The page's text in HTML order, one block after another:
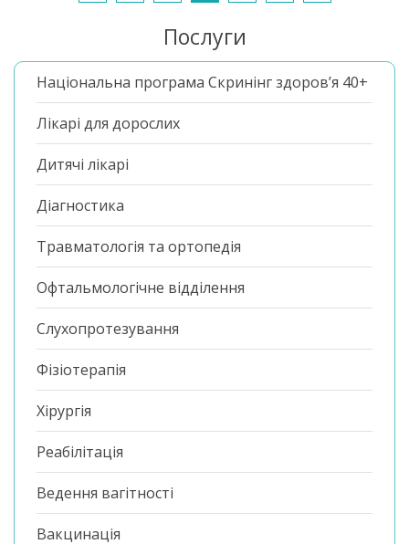
Послуги
Національна програма Скринінг здоров’я 40+
Лікарі для дорослих
Дитячі лікарі
Діагностика
Травматологія та ортопедія
Офтальмологічне відділення
Слухопротезування
Фізіотерапія
Хірургія
Реабілітація
Ведення вагітності
Вакцинація